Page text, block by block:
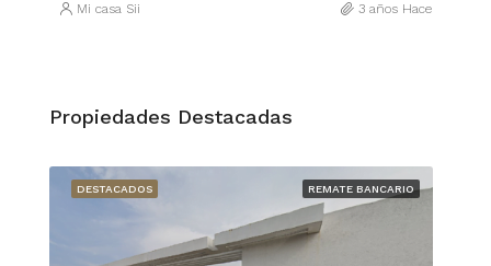
Mi casa Sii 3 años Hace
Propiedades Destacadas
REMATE BANCARIO
DESTACADOS